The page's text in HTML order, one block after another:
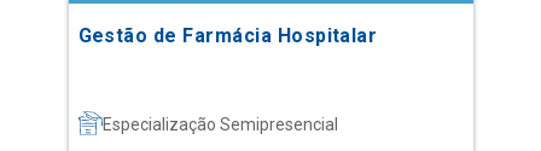
Gestão de Farmácia Hospitalar
Especialização Semipresencial